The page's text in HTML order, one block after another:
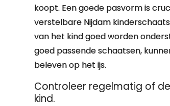
koopt. Een goede pasvorm is
verstelbare Nijdam
van het kind goed worden
goed passende schaatsen,
beleven op het ijs.
Controleer regelmatig of
kind.